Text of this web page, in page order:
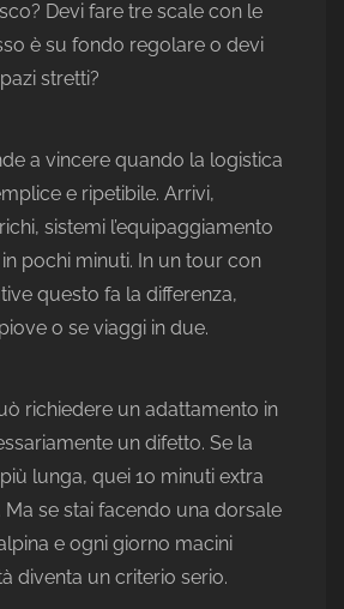
Devi fare tre scale con le
è su fondo regolare o devi
stretti?
a vincere quando la logistica
e ripetibile. Arrivi,
sistemi l’equipaggiamento
pochi minuti. In un tour con
questo fa la differenza,
o se viaggi in due.
richiedere un adattamento in
un difetto. Se la
lunga, quei 10 minuti extra
se stai facendo una dorsale
e ogni giorno macini
diventa un criterio serio.